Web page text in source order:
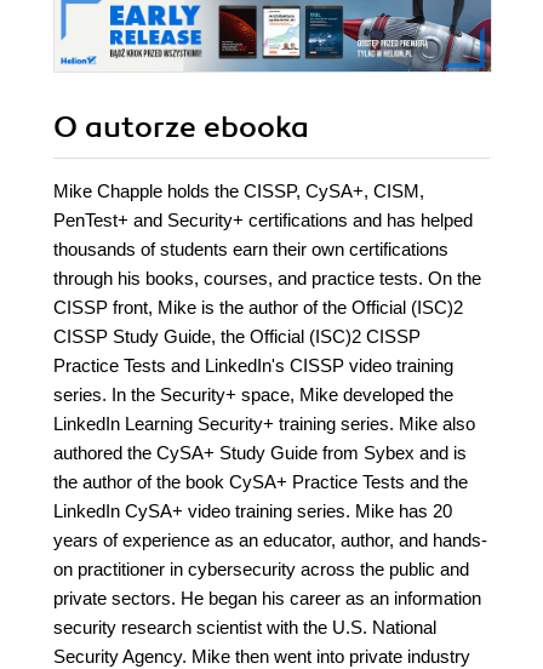
O autorze ebooka
Mike Chapple holds the CISSP, CySA+, CISM,
PenTest+ and Security+ certifications and has helped
thousands of students earn their own certifications
through his books, courses, and practice tests. On the
CISSP front, Mike is the author of the Official (ISC)2
CISSP Study Guide, the Official (ISC)2 CISSP
Practice Tests and LinkedIn's CISSP video training
series. In the Security+ space, Mike developed the
LinkedIn Learning Security+ training series. Mike also
authored the CySA+ Study Guide from Sybex and is
the author of the book CySA+ Practice Tests and the
LinkedIn CySA+ video training series. Mike has 20
years of experience as an educator, author, and hands-
on practitioner in cybersecurity across the public and
private sectors. He began his career as an information
security research scientist with the U.S. National
Security Agency. Mike then went into private industry